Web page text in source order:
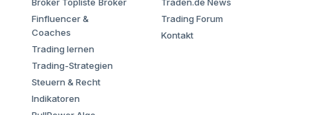
Finfluencer &
Coaches
Trading lernen
Trading-Strategien
Steuern & Recht
Indikatoren
Trading Forum
Kontakt